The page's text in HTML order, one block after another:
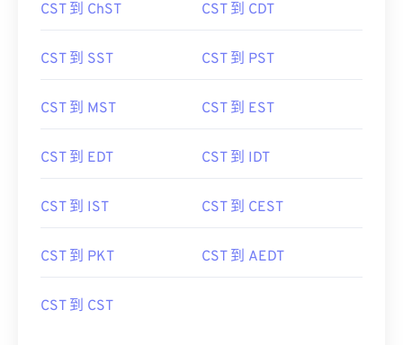
CST 到 ChST CST 到 CDT
CST 到 SST CST 到 PST
CST 到 MST CST 到 EST
CST 到 EDT CST 到 IDT
CST 到 IST CST 到 CEST
CST 到 PKT CST 到 AEDT
CST 到 CST